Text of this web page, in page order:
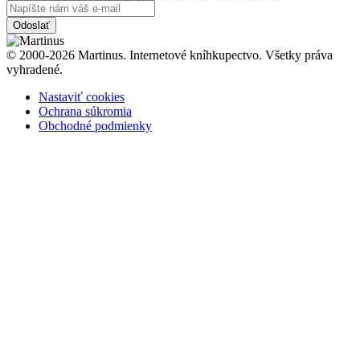
Odoslať
© 2000-2026 Martinus. Internetové kníhkupectvo. Všetky práva
vyhradené.
Nastaviť cookies
Ochrana súkromia
Obchodné podmienky